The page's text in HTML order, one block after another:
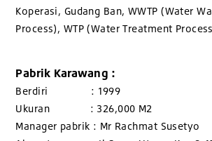
Koperasi, Gudang Ban, WWTP (Water
Process), WTP (Water Treatment
Pabrik Karawang :
Berdiri : 1999
Ukuran : 326,000 M2
Manager pabrik : Mr Rachmat Susetyo